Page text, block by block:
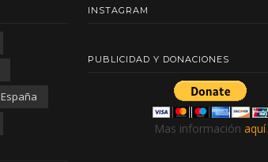
España
INSTAGRAM
PUBLICIDAD Y DONACIONES
Mas información aquí.